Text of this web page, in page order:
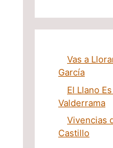
Vas a
García
El Llano
Valderrama
Vivencias
Castillo